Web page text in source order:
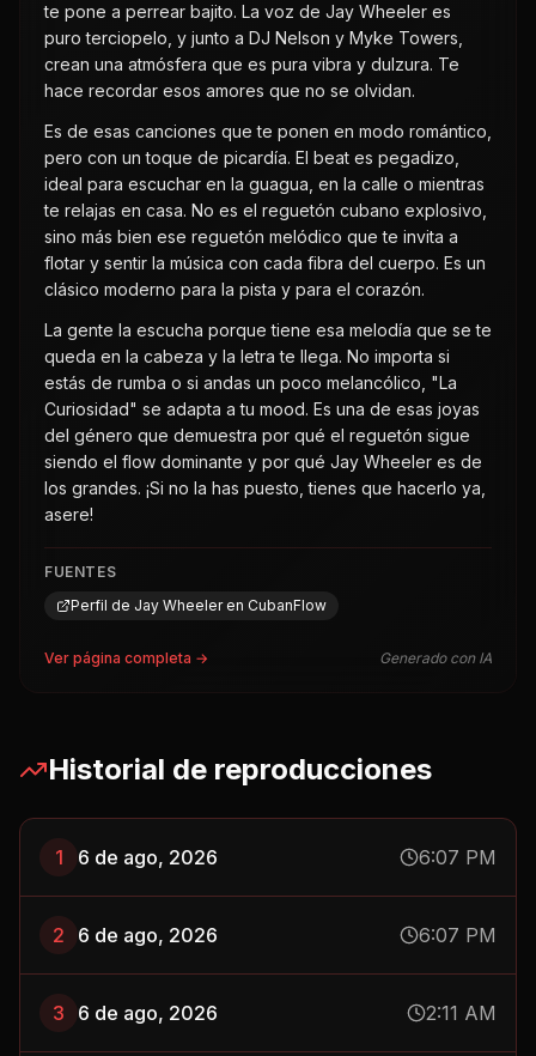
te pone a perrear bajito. La voz de Jay Wheeler es
puro terciopelo, y junto a DJ Nelson y Myke Towers,
crean una atmósfera que es pura vibra y dulzura. Te
hace recordar esos amores que no se olvidan.
Es de esas canciones que te ponen en modo romántico,
pero con un toque de picardía. El beat es pegadizo,
ideal para escuchar en la guagua, en la calle o mientras
te relajas en casa. No es el reguetón cubano explosivo,
sino más bien ese reguetón melódico que te invita a
flotar y sentir la música con cada fibra del cuerpo. Es un
clásico moderno para la pista y para el corazón.
La gente la escucha porque tiene esa melodía que se te
queda en la cabeza y la letra te llega. No importa si
estás de rumba o si andas un poco melancólico, "La
Curiosidad" se adapta a tu mood. Es una de esas joyas
del género que demuestra por qué el reguetón sigue
siendo el flow dominante y por qué Jay Wheeler es de
los grandes. ¡Si no la has puesto, tienes que hacerlo ya,
asere!
FUENTES
Perfil de Jay Wheeler en CubanFlow
Ver página completa → Generado con IA
Historial de reproducciones
1 6 de ago, 2026 6:07 PM
2 6 de ago, 2026 6:07 PM
3 6 de ago, 2026 2:11 AM